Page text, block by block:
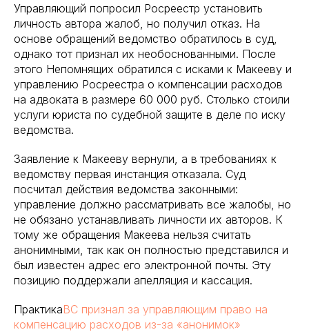
Управляющий попросил Росреестр установить
личность автора жалоб, но получил отказ. На
основе обращений ведомство обратилось в суд,
однако тот признал их необоснованными. После
этого Непомнящих обратился с исками к Макееву и
управлению Росреестра о компенсации расходов
на адвоката в размере 60 000 руб. Столько стоили
услуги юриста по судебной защите в деле по иску
ведомства.
Заявление к Макееву вернули, а в требованиях к
ведомству первая инстанция отказала. Суд
посчитал действия ведомства законными:
управление должно рассматривать все жалобы, но
не обязано устанавливать личности их авторов. К
тому же обращения Макеева нельзя считать
анонимными, так как он полностью представился и
был известен адрес его электронной почты. Эту
позицию поддержали апелляция и кассация.
ПрактикаВС признал за управляющим право на
компенсацию расходов из-за «анонимок»